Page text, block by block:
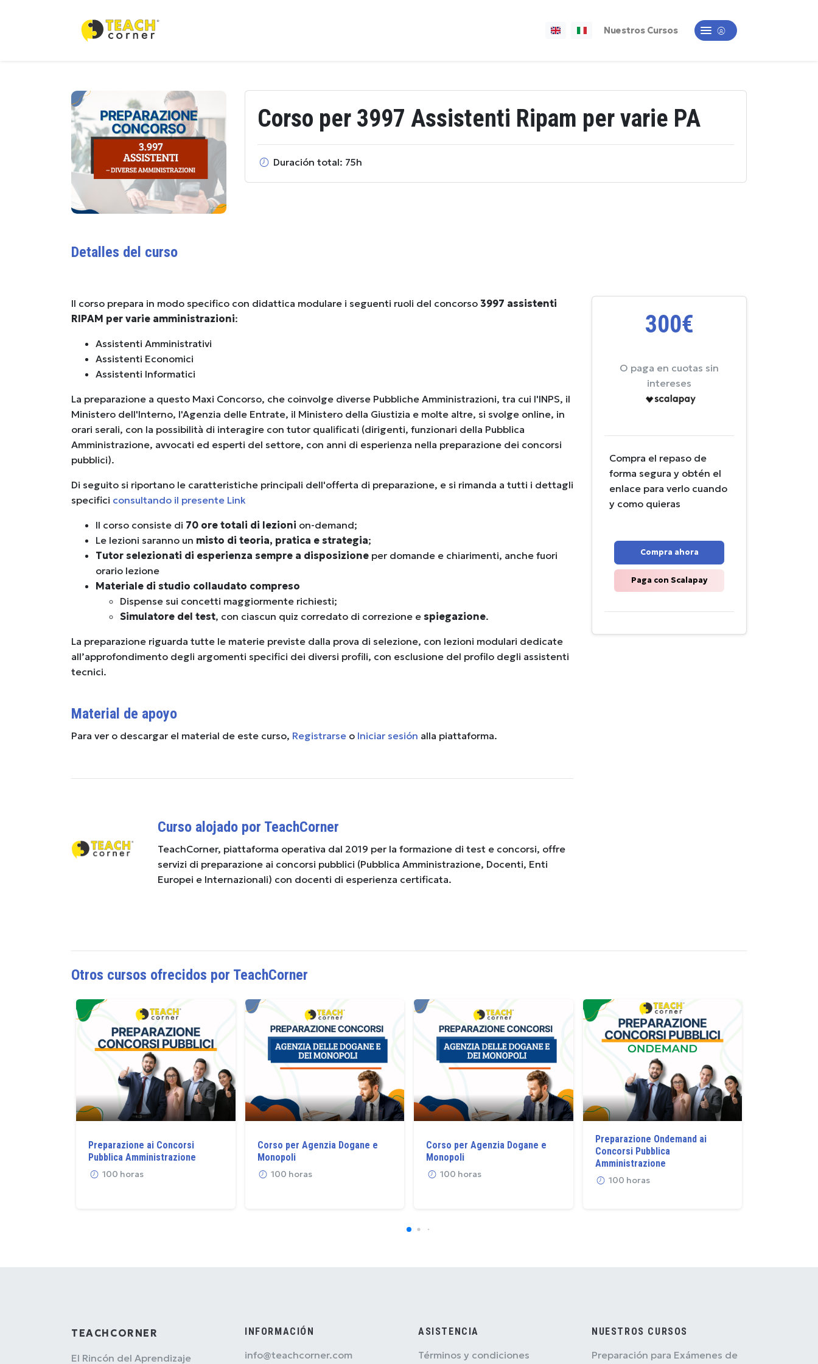
Nuestros Cursos
Corso per 3997 Assistenti Ripam per varie PA
Duración total: 75h
Detalles del curso
Il corso prepara in modo specifico con didattica modulare i seguenti ruoli del concorso 3997 assistenti
RIPAM per varie amministrazioni:
Assistenti Amministrativi
Assistenti Economici
Assistenti Informatici
La preparazione a questo Maxi Concorso, che coinvolge diverse Pubbliche Amministrazioni, tra cui l'INPS, il
Ministero dell'Interno, l'Agenzia delle Entrate, il Ministero della Giustizia e molte altre, si svolge online, in
orari serali, con la possibilità di interagire con tutor qualificati (dirigenti, funzionari della Pubblica
Amministrazione, avvocati ed esperti del settore, con anni di esperienza nella preparazione dei concorsi
pubblici).
Di seguito si riportano le caratteristiche principali dell'offerta di preparazione, e si rimanda a tutti i dettagli
specifici consultando il presente Link
Il corso consiste di 70 ore totali di lezioni on-demand;
Le lezioni saranno un misto di teoria, pratica e strategia;
Tutor selezionati di esperienza sempre a disposizione per domande e chiarimenti, anche fuori
orario lezione
Materiale di studio collaudato compreso
Dispense sui concetti maggiormente richiesti;
Simulatore del test, con ciascun quiz corredato di correzione e spiegazione.
La preparazione riguarda tutte le materie previste dalla prova di selezione, con lezioni modulari dedicate
all’approfondimento degli argomenti specifici dei diversi profili, con esclusione del profilo degli assistenti
tecnici.
Material de apoyo
Para ver o descargar el material de este curso, Registrarse o Iniciar sesión alla piattaforma.
Curso alojado por TeachCorner
TeachCorner, piattaforma operativa dal 2019 per la formazione di test e concorsi, offre
servizi di preparazione ai concorsi pubblici (Pubblica Amministrazione, Docenti, Enti
Europei e Internazionali) con docenti di esperienza certificata.
300€
O paga en cuotas sin
intereses
Compra el repaso de
forma segura y obtén el
enlace para verlo cuando
y como quieras
Compra ahora
Paga con Scalapay
Otros cursos ofrecidos por TeachCorner
Preparazione ai Concorsi
Pubblica Amministrazione
100 horas
Corso per Agenzia Dogane e
Monopoli
100 horas
Corso per Agenzia Dogane e
Monopoli
100 horas
Preparazione Ondemand ai
Concorsi Pubblica
Amministrazione
100 horas
TEACHCORNER
El Rincón del Aprendizaje
INFORMACIÓN
info@teachcorner.com
ASISTENCIA
Términos y condiciones
NUESTROS CURSOS
Preparación para Exámenes de